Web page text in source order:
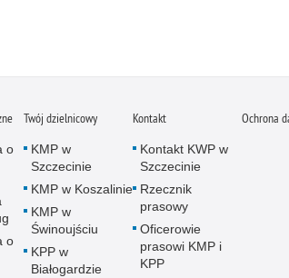
o
o
Twój dzielnicowy
KMP w
Szczecinie
KMP w Koszalinie
KMP w
Świnoujściu
KPP w
Białogardzie
Kontakt
Kontakt KWP w
Szczecinie
Rzecznik
prasowy
Oficerowie
prasowi KMP i
KPP
Ochrona